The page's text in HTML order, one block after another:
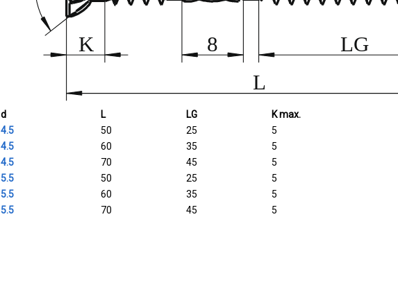
d L LG K max.
4.5
50 25 5
4.5
60 35 5
4.5
70 45 5
5.5
50 25 5
5.5
60 35 5
5.5
70 45 5